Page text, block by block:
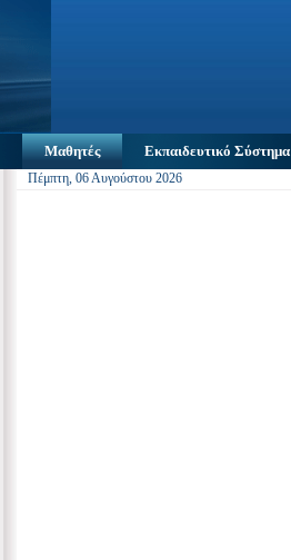
Μαθητές Εκπαιδευτικό Σύστημα
Πέμπτη, 06 Αυγούστου 2026